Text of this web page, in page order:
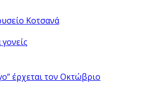
Κοτσανά
έρχεται τον Οκτώβριο